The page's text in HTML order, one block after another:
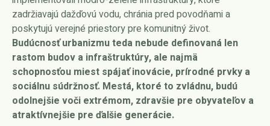
zadržiavajú dažďovú vodu, chránia pred povodňami a
poskytujú verejné priestory pre komunitný život.
Budúcnosť urbanizmu teda nebude definovaná len
rastom budov a infraštruktúry, ale najmä
schopnosťou miest spájať inovácie, prírodné prvky a
sociálnu súdržnosť. Mestá, ktoré to zvládnu, budú
odolnejšie voči extrémom, zdravšie pre obyvateľov a
atraktívnejšie pre ďalšie generácie.